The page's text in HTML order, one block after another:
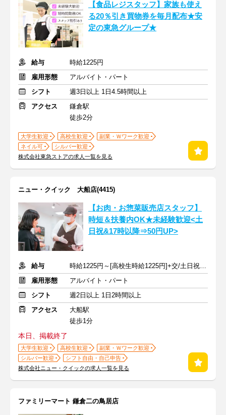
【食品レジスタッフ】家族も使え
る20％引き買物券を毎月配布★安
定の東急グループ★
給与
時給1225円
雇用形態
アルバイト・パート
シフト
週3日以上 1日4.5時間以上
アクセス
鎌倉駅
徒歩2分
大学生歓迎 高校生歓迎
副業・Ｗワーク歓迎
ネイル可
シルバー歓迎
株式会社東急ストアの求人一覧を見る
ニュー・クイック 大船店(4415)
【お肉・お惣菜販売店スタッフ】
時短＆扶養内OK★未経験歓迎<土
日祝&17時以降⇒50円UP>
給与
時給1225円～[高校生時給1225円]+交/土日祝+50円,17時以降+50円
雇用形態
アルバイト・パート
シフト
週2日以上 1日2時間以上
アクセス
大船駅
徒歩1分
本日、掲載終了
大学生歓迎 高校生歓迎
副業・Ｗワーク歓迎
シルバー歓迎
シフト自由・自己申告
株式会社ニュー・クイックの求人一覧を見る
ファミリーマート 鎌倉二の鳥居店